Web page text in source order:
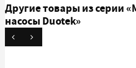
Другие товары из серии
насосы Duotek»